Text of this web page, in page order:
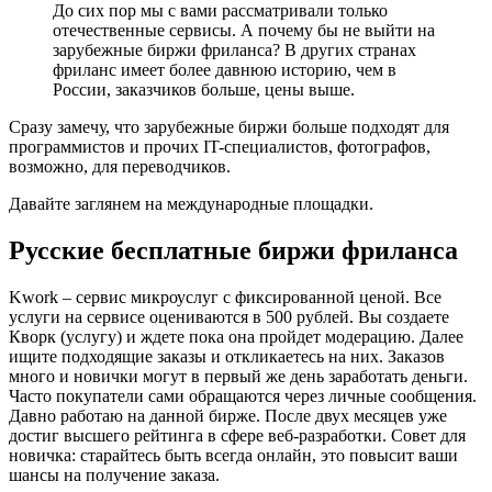
До сих пор мы с вами рассматривали только
отечественные сервисы. А почему бы не выйти на
зарубежные биржи фриланса? В других странах
фриланс имеет более давнюю историю, чем в
России, заказчиков больше, цены выше.
Сразу замечу, что зарубежные биржи больше подходят для
программистов и прочих IT-специалистов, фотографов,
возможно, для переводчиков.
Давайте заглянем на международные площадки.
Русские бесплатные биржи фриланса
Kwork – сервис микроуслуг с фиксированной ценой. Все
услуги на сервисе оцениваются в 500 рублей. Вы создаете
Кворк (услугу) и ждете пока она пройдет модерацию. Далее
ищите подходящие заказы и откликаетесь на них. Заказов
много и новички могут в первый же день заработать деньги.
Часто покупатели сами обращаются через личные сообщения.
Давно работаю на данной бирже. После двух месяцев уже
достиг высшего рейтинга в сфере веб-разработки. Совет для
новичка: старайтесь быть всегда онлайн, это повысит ваши
шансы на получение заказа.